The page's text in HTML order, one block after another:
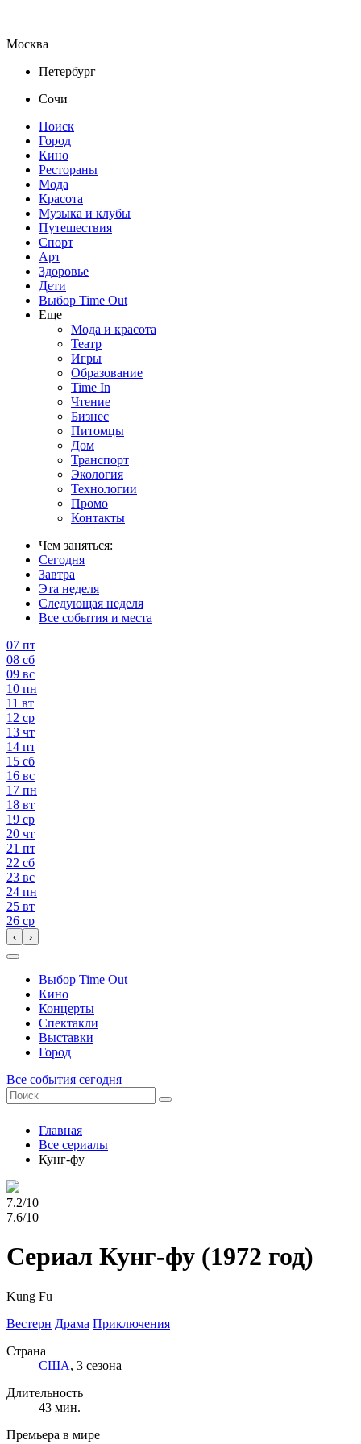
Москва
Петербург
Сочи
Поиск
Город
Кино
Рестораны
Мода
Красота
Музыка и клубы
Путешествия
Спорт
Арт
Здоровье
Дети
Выбор Time Out
Еще
Мода и красота
Театр
Игры
Образование
Time In
Чтение
Бизнес
Питомцы
Дом
Транспорт
Экология
Технологии
Промо
Контакты
Чем заняться:
Сегодня
Завтра
Эта неделя
Следующая неделя
Все события и места
07 пт
08 сб
09 вс
10 пн
11 вт
12 ср
13 чт
14 пт
15 сб
16 вс
17 пн
18 вт
19 ср
20 чт
21 пт
22 сб
23 вс
24 пн
25 вт
26 ср
‹ ›
Выбор Time Out
Кино
Концерты
Спектакли
Выставки
Город
Все события сегодня
Главная
Все сериалы
Кунг-фу
7.2/10
7.6/10
Сериал Кунг-фу (1972 год)
Kung Fu
Вестерн Драма Приключения
Страна
США, 3 сезона
Длительность
43 мин.
Премьера в мире